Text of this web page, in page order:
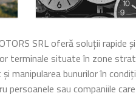
SRL oferă soluţii rapide
terminale situate în zone
manipularea bunurilor în
persoanele sau companiile